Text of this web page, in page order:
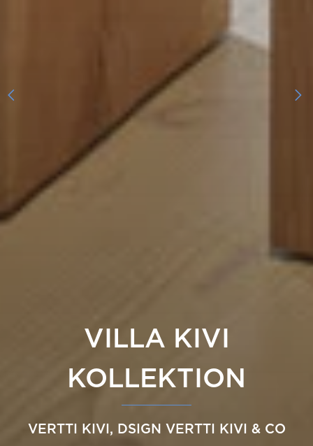
VILLA KIVI
KOLLEKTION
VERTTI KIVI, DSIGN VERTTI KIVI & CO